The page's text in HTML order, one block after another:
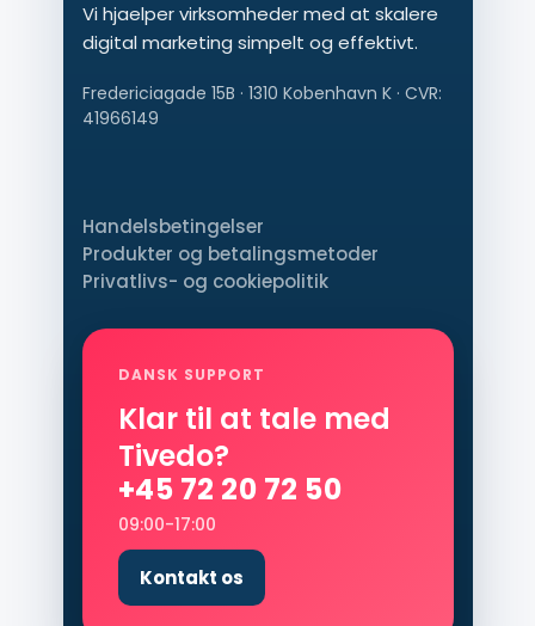
Vi hjaelper virksomheder med at skalere
digital marketing simpelt og effektivt.
Fredericiagade 15B · 1310 Kobenhavn K · CVR:
41966149
Handelsbetingelser
Produkter og betalingsmetoder
Privatlivs- og cookiepolitik
DANSK SUPPORT
Klar til at tale med
Tivedo?
+45 72 20 72 50
09:00-17:00
Kontakt os